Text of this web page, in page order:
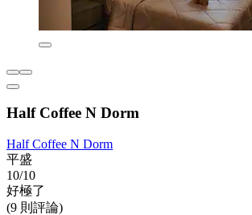
Half Coffee N Dorm
Half Coffee N Dorm
平盛
10/10
好極了
(9 則評論)